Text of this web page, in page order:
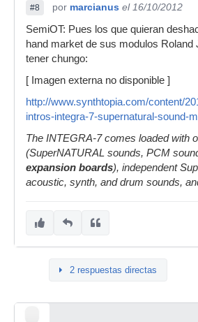
#8 por marcianus el 16/10/2012
SemiOT: Pues los que quieran
hand market de sus modulos Roland
tener chungo:
[ Imagen externa no disponible ]
http://www.synthtopia.com/content/
intros-integra-7-supernatural-sound-
The INTEGRA-7 comes loaded with
(SuperNATURAL sounds, PCM
expansion boards), independent
acoustic, synth, and drum sounds,
2 respuestas directas